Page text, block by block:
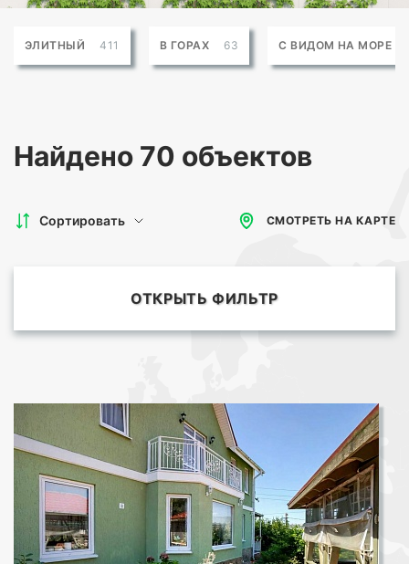
ЭЛИТНЫЙ 411 В ГОРАХ 63 С ВИДОМ НА МОРЕ
Найдено 70 объектов
Сортировать СМОТРЕТЬ НА КАРТЕ
ОТКРЫТЬ ФИЛЬТР